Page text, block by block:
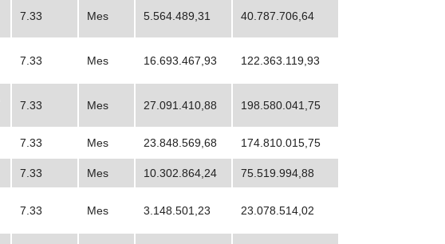
7.33 Mes 5.564.489,31 40.787.706,64
7.33 Mes 16.693.467,93 122.363.119,93
7.33 Mes 27.091.410,88 198.580.041,75
7.33 Mes 23.848.569,68 174.810.015,75
7.33 Mes 10.302.864,24 75.519.994,88
7.33 Mes 3.148.501,23 23.078.514,02